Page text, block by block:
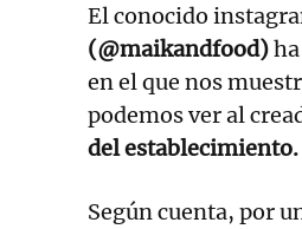
El conocido
(@maikandfood)
en el que nos
podemos ver al
del establecimiento.
Según cuenta, por